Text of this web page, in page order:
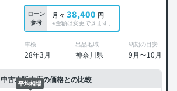
ローン
参考
月々 38,400 円
※金額は変更できます。
車検
28年3月
出品地域
神奈川県
納期の目安
9月〜10月
中古車販売店の価格との比較
平均相場